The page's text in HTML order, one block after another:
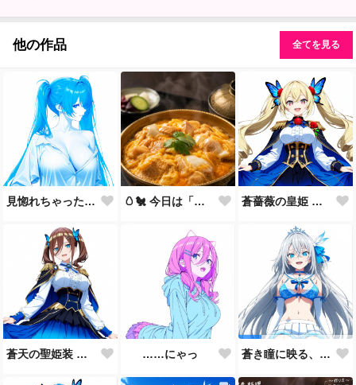
他の作品 全てを見る
見惚れちゃった？……まだ、何もしてないのに♡ 🥚🐔 今日は「親子丼の日」🍚✨ 蒼薔薇の皇姫 ― 青き王国の継承者 ―
蒼天の聖姫装 ― 蒼き王国の祝福 ― ……にゃっ 蒼き瞳に映る、まだ見ぬ未来。🩵